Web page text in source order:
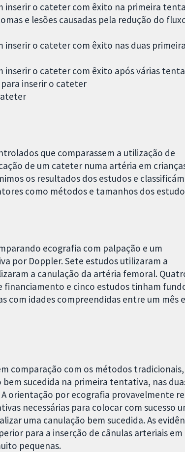
inserir o cateter com êxito na primeira
e lesões causadas pela redução do
inserir o cateter com êxito nas duas
inserir o cateter com êxito após várias
inserir o cateter
que comparassem a utilização de
de um cateter numa artéria em
os resultados dos estudos e
como métodos e tamanhos dos
ecografia com palpação e um
por Doppler. Sete estudos utilizaram a
a canulação da artéria femoral.
e cinco estudos tinham
com idades compreendidas entre um mês
comparação com os métodos tradicionais,
sucedida na primeira tentativa, nas
orientação por ecografia provavelmente
necessárias para colocar com sucesso
uma canulação bem sucedida. As
para a inserção de cânulas arteriais em
pequenas.